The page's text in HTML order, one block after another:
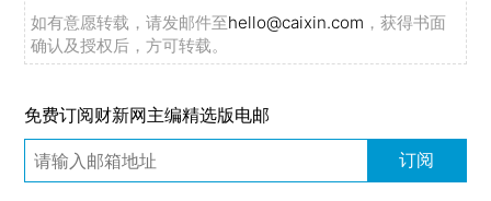
如有意愿转载，请发邮件至hello@caixin.com ，获得书面
确认及授权后，方可转载。
免费订阅财新网主编精选版电邮
订阅